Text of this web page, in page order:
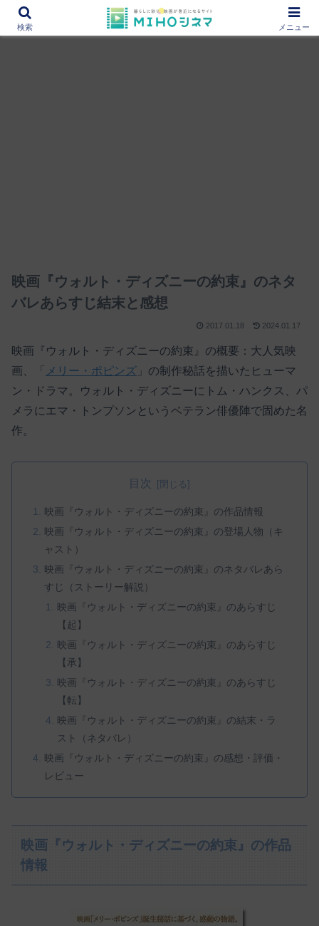
12000作品を紹介！あなたの映画図書館『MIHOシネマ』
映画『ウォルト・ディズニーの約束』のネタ
バレあらすじ結末と感想
2017.01.18 2024.01.17
映画『ウォルト・ディズニーの約束』の概要：大人気映
画、「 メリー・ポピンズ 」の制作秘話を描いたヒューマ
ン・ドラマ。ウォルト・ディズニーにトム・ハンクス、パ
メラにエマ・トンプソンというベテラン俳優陣で固めた名
作。
目次
映画『ウォルト・ディズニーの約束』の作品情報
映画『ウォルト・ディズニーの約束』の登場人物（キ
ャスト）
映画『ウォルト・ディズニーの約束』のネタバレあら
すじ（ストーリー解説）
映画『ウォルト・ディズニーの約束』のあらすじ
【起】
映画『ウォルト・ディズニーの約束』のあらすじ
【承】
映画『ウォルト・ディズニーの約束』のあらすじ
【転】
映画『ウォルト・ディズニーの約束』の結末・ラ
スト（ネタバレ）
映画『ウォルト・ディズニーの約束』の感想・評価・
レビュー
映画『ウォルト・ディズニーの約束』の作品
情報
検索 メニュー